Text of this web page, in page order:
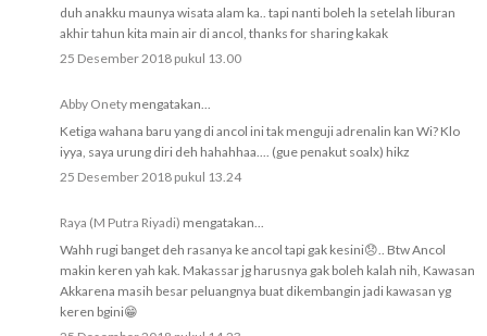
duh anakku maunya wisata alam ka.. tapi nanti boleh la setelah liburan
akhir tahun kita main air di ancol, thanks for sharing kakak
25 Desember 2018 pukul 13.00
Abby Onety mengatakan...
Ketiga wahana baru yang di ancol ini tak menguji adrenalin kan Wi? Klo
iyya, saya urung diri deh hahahhaa.... (gue penakut soalx) hikz
25 Desember 2018 pukul 13.24
Raya (M Putra Riyadi) mengatakan...
Wahh rugi banget deh rasanya ke ancol tapi gak kesini😞.. Btw Ancol
makin keren yah kak. Makassar jg harusnya gak boleh kalah nih, Kawasan
Akkarena masih besar peluangnya buat dikembangin jadi kawasan yg
keren bgini😁